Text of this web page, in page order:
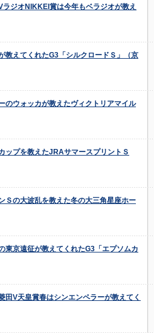
ラジオNIKKEI賞は今年もベラジオが教え
教えてくれたG3「シルクロードＳ」（京
のウォッカが教えたヴィクトリアマイル
ップを教えたJRAサマースプリントＳ
Ｓの大波乱を教えた冬の大三角星座ホー
東京遠征が教えてくれたG3「エプソムカ
田V天皇賞春はシンエンペラーが教えてく